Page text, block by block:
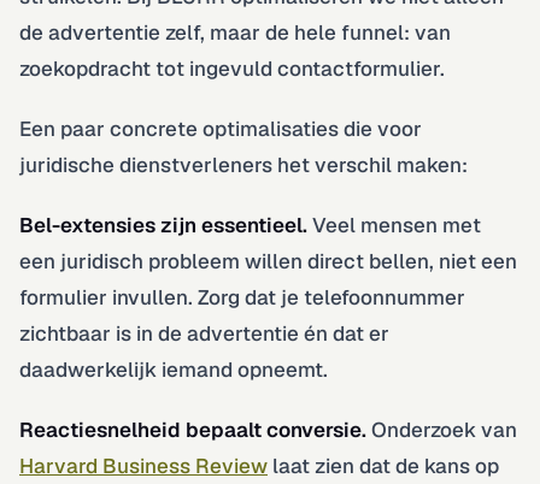
de advertentie zelf, maar de hele funnel: van
zoekopdracht tot ingevuld contactformulier.
Een paar concrete optimalisaties die voor
juridische dienstverleners het verschil maken:
Bel-extensies zijn essentieel.Veel mensen met
een juridisch probleem willen direct bellen, niet een
formulier invullen. Zorg dat je telefoonnummer
zichtbaar is in de advertentie én dat er
daadwerkelijk iemand opneemt.
Reactiesnelheid bepaalt conversie.Onderzoek van
Harvard Business Review laat zien dat de kans op